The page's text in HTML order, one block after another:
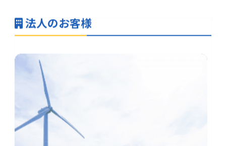
法人のお客様